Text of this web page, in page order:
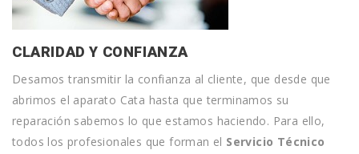
CLARIDAD Y CONFIANZA
Desamos transmitir la confianza al cliente, que desde que
abrimos el aparato Cata hasta que terminamos su
reparación sabemos lo que estamos haciendo. Para ello,
todos los profesionales que forman el Servicio Técnico